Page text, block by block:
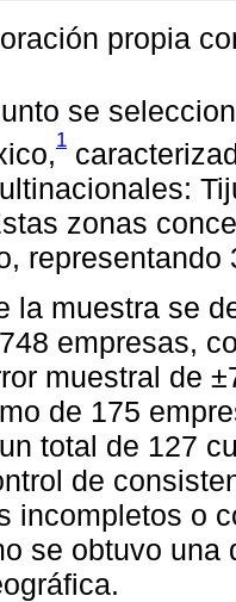
propia
se
1
zonas
la muestra se
empresas,
muestral de
de 175
total de 127
de
incompletos o
se obtuvo